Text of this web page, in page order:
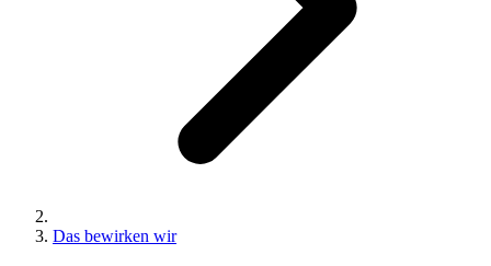
Das bewirken wir